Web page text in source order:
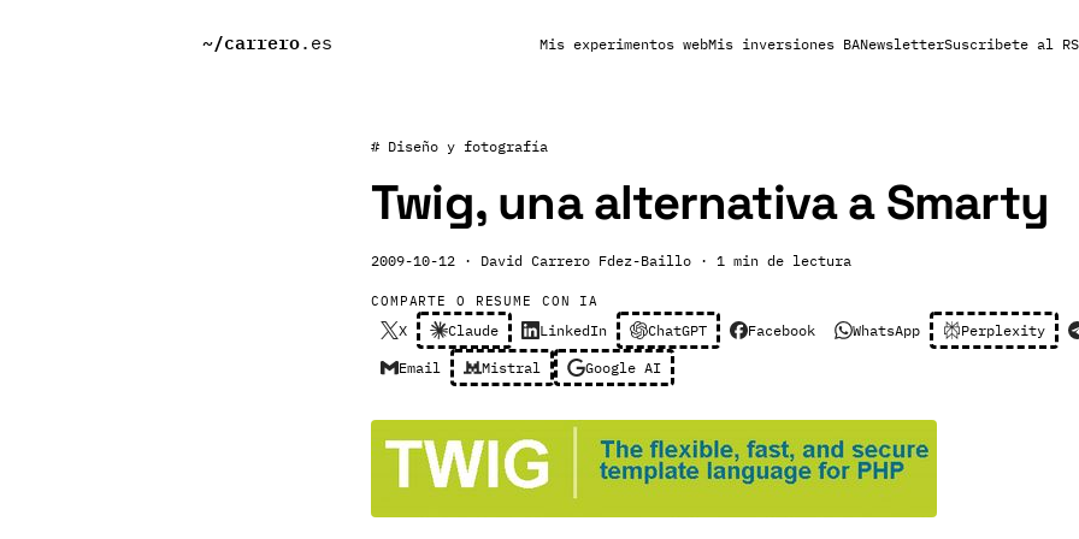
~/carrero.es Mis experimentos webMis inversiones BANewsletterSuscribete al
# Diseño y fotografía
Twig, una alternativa a Smarty
2009-10-12 · David Carrero Fdez-Baillo · 1 min de lectura
COMPARTE O RESUME CON IA
X Claude LinkedIn ChatGPT Facebook WhatsApp Perplexity
Email Mistral Google AI